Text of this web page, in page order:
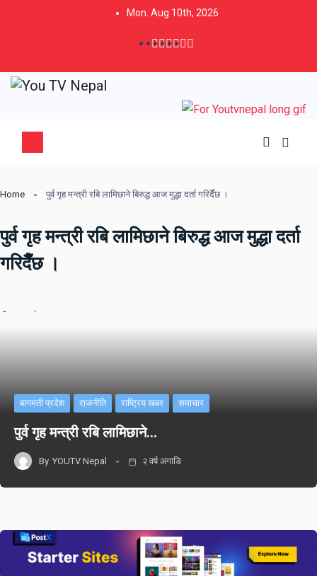
Mon. Aug 10th, 2026
Home पुर्व गृह मन्त्री रबि लामिछाने बिरुद्ध आज मुद्धा दर्ता गरिदैँछ ।
पुर्व गृह मन्त्री रबि लामिछाने बिरुद्ध आज मुद्धा दर्ता
गरिदैँछ ।
बागमती प्रदेश राजनीति राष्ट्रिय खबर समाचार
पुर्व गृह मन्त्री रबि लामिछाने…
By YOUTV Nepal २ वर्ष अगाडि